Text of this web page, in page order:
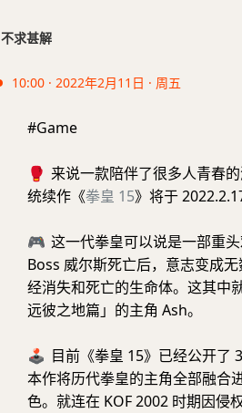
不求甚解
10:00 · 2022年2月11日 · 周五
#Game
🥊 来说一款陪伴了很多人青春
统续作《拳皇 15》将于
🎮 这一代拳皇可以说是一部重
Boss 威尔斯死亡后，意志变成
经消失和死亡的生命体。这其中
远彼之地篇」的主角 Ash。
🕹️ 目前《拳皇 15》已经公开了
本作将历代拳皇的主角全部融合
色。就连在 KOF 2002 时期因侵